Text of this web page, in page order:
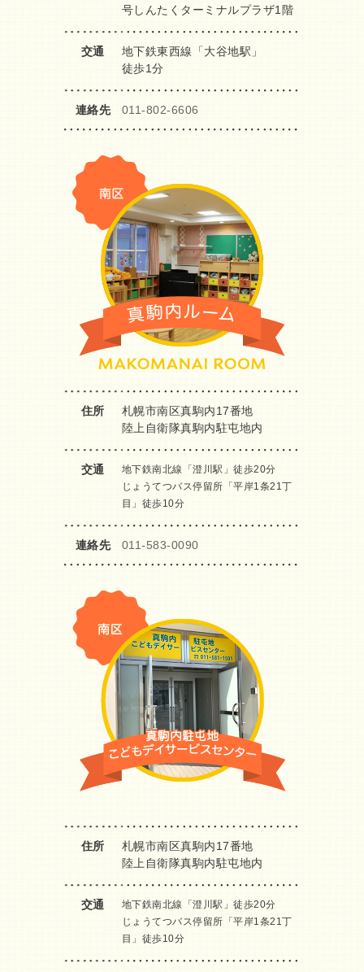
号しんたくターミナルプラザ1階
交通
地下鉄東西線「大谷地駅」
徒歩1分
連絡先 011-802-6606
住所
札幌市南区真駒内17番地
陸上自衛隊真駒内駐屯地内
交通
地下鉄南北線「澄川駅」徒歩20分
じょうてつバス停留所「平岸1条21丁
目」徒歩10分
連絡先 011-583-0090
住所
札幌市南区真駒内17番地
陸上自衛隊真駒内駐屯地内
交通
地下鉄南北線「澄川駅」徒歩20分
じょうてつバス停留所「平岸1条21丁
目」徒歩10分